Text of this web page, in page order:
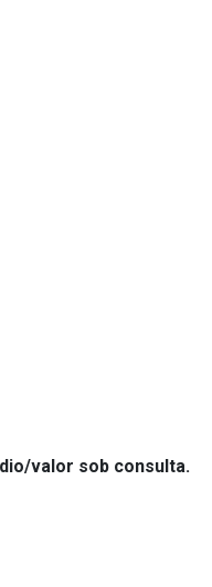
valor sob consulta.